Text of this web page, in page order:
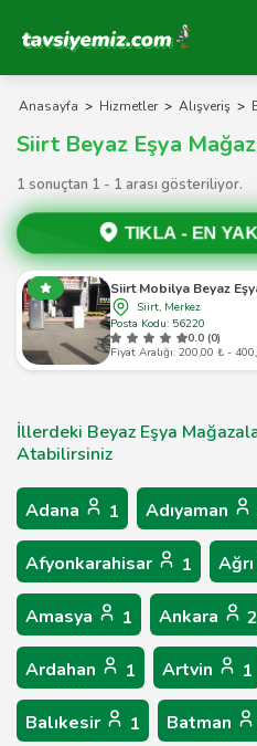
Tavsiyemiz Anasayfa
Anasayfa > Hizmetler > Alışveriş >
Siirt Beyaz Eşya
1 sonuçtan 1 - 1 arası gösteriliyor.
TIKLA - EN
Siirt Mobilya Beyaz
Siirt, Merkez
Posta Kodu: 56220
0.0 (0)
Fiyat Aralığı: 200,00 ₺ -
İllerdeki Beyaz Eşya
Atabilirsiniz
Adana 1 Adıyaman
Afyonkarahisar 1 Ağrı
Amasya 1 Ankara 2
Ardahan 1 Artvin 1
Balıkesir 1 Batman